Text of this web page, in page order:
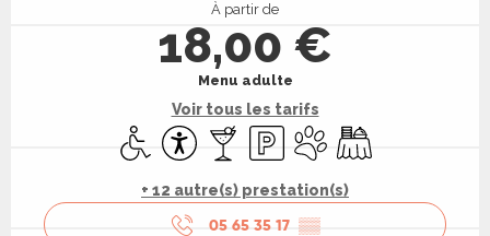
À partir de
18,00 €
Menu adulte
Voir tous les tarifs
Accès handicapés
AccessibilitéBar / Buvette
ParkingAnimaux acceptés
Banquet
+ 12 autre(s) prestation(s)
05 65 35 17 ▒▒